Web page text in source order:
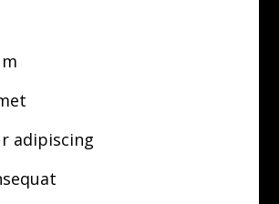
adipiscing